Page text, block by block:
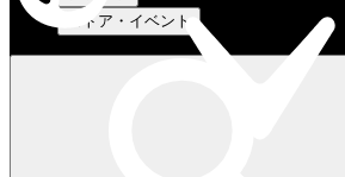
ストア・イベント